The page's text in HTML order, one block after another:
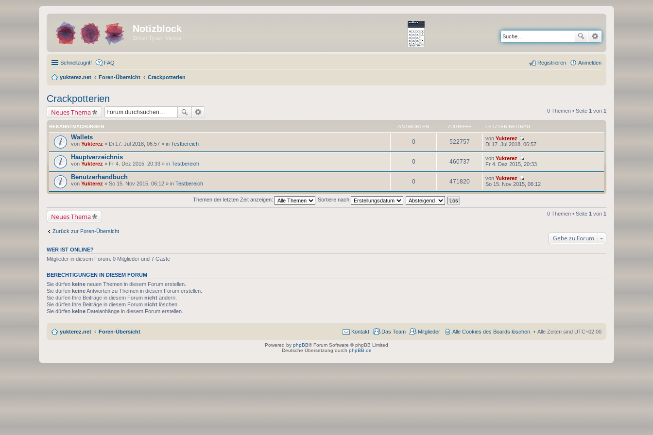
Notizblock
Simon Tyran, Vienna
Schnellzugriff FAQ Anmelden
Registrieren
yukterez.net Foren-Übersicht Crackpotterien
Crackpotterien
Neues Thema 0 Themen • Seite 1 von 1
BEKANNTMACHUNGEN ANTWORTEN ZUGRIFFE LETZTER BEITRAG
Wallets
von Yukterez » Di 17. Jul 2018, 06:57 » in Testbereich 0 522757 von Yukterez
N
s
t
r
e
t
Di 17. Jul 2018, 06:57
Hauptverzeichnis
von Yukterez » Fr 4. Dez 2015, 20:33 » in Testbereich 0 460737 von Yukterez
N
s
t
B
Fr 4. Dez 2015, 20:33
Benutzerhandbuch
von Yukterez » So 15. Nov 2015, 06:12 » in Testbereich 0 471820 von Yukterez
N
e
u
s
r
So 15. Nov 2015, 06:12
Themen der letzten Zeit anzeigen: Sortiere nach
Neues Thema 0 Themen • Seite 1 von 1
Zurück zur Foren-Übersicht
Gehe zu Forum
WER IST ONLINE?
Mitglieder in diesem Forum: 0 Mitglieder und 7 Gäste
BERECHTIGUNGEN IN DIESEM FORUM
Sie dürfen keine neuen Themen in diesem Forum erstellen.
Sie dürfen keineAntworten zu Themen in diesem Forum erstellen.
Sie dürfen Ihre Beiträge in diesem Forum nicht ändern.
Sie dürfen Ihre Beiträge in diesem Forum nicht löschen.
Sie dürfen keine Dateianhänge in diesem Forum erstellen.
yukterez.net Foren-Übersicht Alle Zeiten sind UTC+02:00
Alle Cookies des Boards löschen
Mitglieder
Das Team
Kontakt
Powered by phpBB® Forum Software © phpBB Limited
Deutsche Übersetzung durch phpBB.de